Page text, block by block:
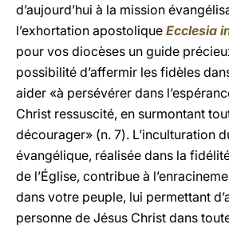
d’aujourd’hui à la mission
l’exhortation apostolique Ecclesia
pour vos diocèses un guide
possibilité d’affermir les fidèles
aider «à persévérer dans
Christ ressuscité, en surmontant
décourager» (n. 7). L’inculturation
évangélique, réalisée dans la
de l’Église, contribue à
dans votre peuple, lui permettant
personne de Jésus Christ dans